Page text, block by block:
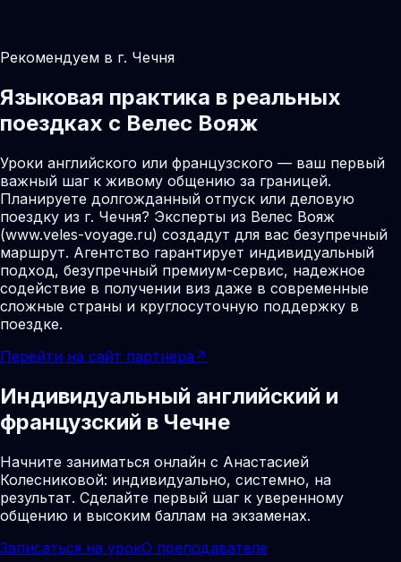
Рекомендуем в г. Чечня
Языковая практика в реальных
поездках с Велес Вояж
Уроки английского или французского — ваш первый
важный шаг к живому общению за границей.
Планируете долгожданный отпуск или деловую
поездку из г. Чечня? Эксперты из Велес Вояж
(www.veles-voyage.ru) создадут для вас безупречный
маршрут. Агентство гарантирует индивидуальный
подход, безупречный премиум-сервис, надежное
содействие в получении виз даже в современные
сложные страны и круглосуточную поддержку в
поездке.
Перейти на сайт партнера ↗
Индивидуальный английский и
французский в Чечне
Начните заниматься онлайн с Анастасией
Колесниковой: индивидуально, системно, на
результат. Сделайте первый шаг к уверенному
общению и высоким баллам на экзаменах.
Записаться на урокО преподавателе